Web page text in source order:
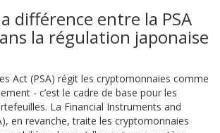
différence entre la PSA
la régulation japonaise
Act (PSA) régit les cryptomonnaies comme
- c’est le cadre de base pour les
La Financial Instruments and
en revanche, traite les cryptomonnaies